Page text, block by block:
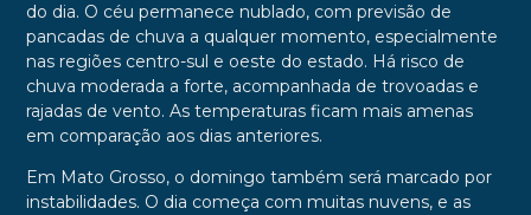
do dia. O céu permanece nublado, com previsão de
pancadas de chuva a qualquer momento, especialmente
nas regiões centro-sul e oeste do estado. Há risco de
chuva moderada a forte, acompanhada de trovoadas e
rajadas de vento. As temperaturas ficam mais amenas
em comparação aos dias anteriores.
Em Mato Grosso, o domingo também será marcado por
instabilidades. O dia começa com muitas nuvens, e as